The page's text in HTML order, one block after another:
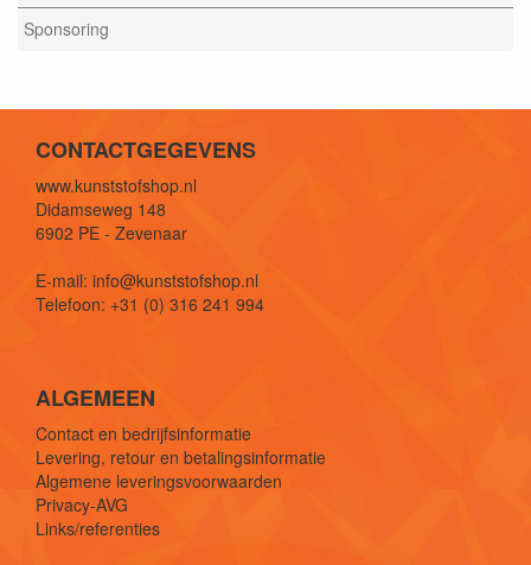
Sponsoring
CONTACTGEGEVENS
www.kunststofshop.nl
Didamseweg 148
6902 PE - Zevenaar
E-mail: info@kunststofshop.nl
Telefoon: +31 (0) 316 241 994
ALGEMEEN
Contact en bedrijfsinformatie
Levering, retour en betalingsinformatie
Algemene leveringsvoorwaarden
Privacy-AVG
Links/referenties